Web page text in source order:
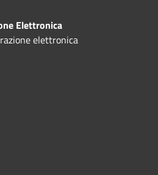
Elettronica
elettronica